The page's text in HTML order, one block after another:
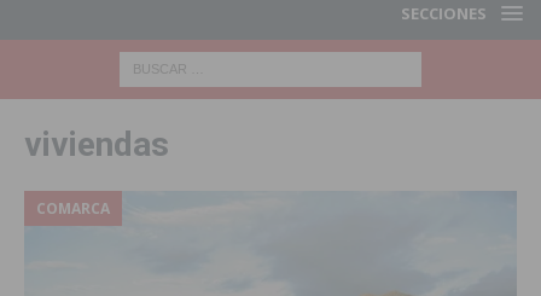
SECCIONES
viviendas
COMARCA